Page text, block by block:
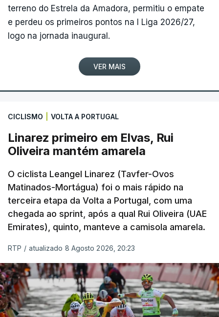
terreno do Estrela da Amadora, permitiu o empate
e perdeu os primeiros pontos na I Liga 2026/27,
logo na jornada inaugural.
VER MAIS
CICLISMO VOLTA A PORTUGAL
Linarez primeiro em Elvas, Rui
Oliveira mantém amarela
O ciclista Leangel Linarez (Tavfer-Ovos
Matinados-Mortágua) foi o mais rápido na
terceira etapa da Volta a Portugal, com uma
chegada ao sprint, após a qual Rui Oliveira (UAE
Emirates), quinto, manteve a camisola amarela.
RTP / atualizado 8 Agosto 2026, 20:23